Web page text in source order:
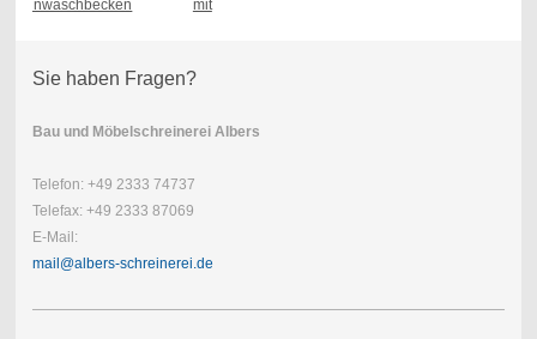
Sie haben Fragen?
Bau und Möbelschreinerei Albers
Telefon: +49 2333 74737
Telefax: +49 2333 87069
E-Mail:
mail@albers-schreinerei.de